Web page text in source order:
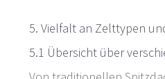
5. Vielfalt an Zelttypen
5.1 Übersicht über